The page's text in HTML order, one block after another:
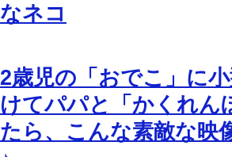
なネコ
2歳児の「おでこ」に
けてパパと「かくれん
たら、こんな素敵な映